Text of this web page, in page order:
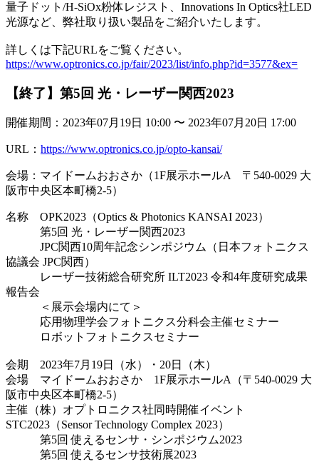
量子ドット/H-SiOx粉体レジスト、Innovations In Optics社LED
光源など、弊社取り扱い製品をご紹介いたします。
詳しくは下記URLをご覧ください。
https://www.optronics.co.jp/fair/2023/list/info.php?id=3577&ex=
【終了】第5回 光・レーザー関西2023
開催期間：2023年07月19日 10:00 〜 2023年07月20日 17:00
URL： https://www.optronics.co.jp/opto-kansai/
会場：マイドームおおさか（1F展示ホールA 〒540-0029 大
阪市中央区本町橋2-5）
名称 OPK2023（Optics & Photonics KANSAI 2023）
第5回 光・レーザー関西2023
JPC関西10周年記念シンポジウム（日本フォトニクス
協議会 JPC関西）
レーザー技術総合研究所 ILT2023 令和4年度研究成果
報告会
＜展示会場内にて＞
応用物理学会フォトニクス分科会主催セミナー
ロボットフォトニクスセミナー
会期 2023年7月19日（水）・20日（木）
会場 マイドームおおさか 1F展示ホールA（〒540-0029 大
阪市中央区本町橋2-5）
主催（株）オプトロニクス社同時開催イベント
STC2023（Sensor Technology Complex 2023）
第5回 使えるセンサ・シンポジウム2023
第5回 使えるセンサ技術展2023